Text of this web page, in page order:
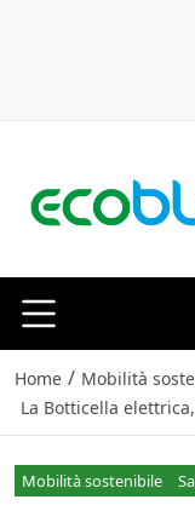
Home / Mobilità
La Botticella
Mobilità sostenibile